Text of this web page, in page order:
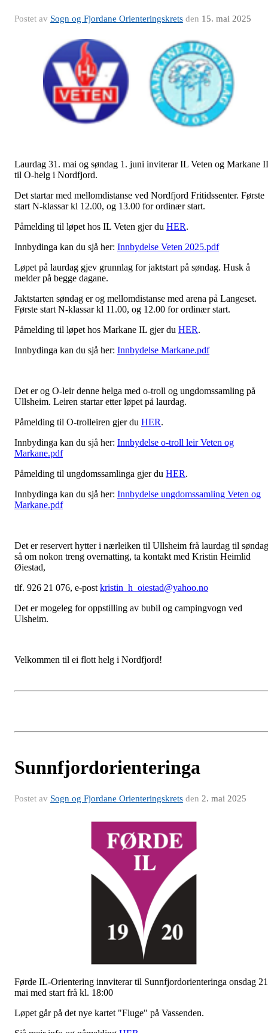
Postet av Sogn og Fjordane Orienteringskrets den 15. mai 2025
Laurdag 31. mai og søndag 1. juni inviterar IL Veten og Markane
til O-helg i Nordfjord.
Det startar med mellomdistanse ved Nordfjord Fritidssenter. Første
start N-klassar kl 12.00, og 13.00 for ordinær start.
Påmelding til løpet hos IL Veten gjer du HER.
Innbydinga kan du sjå her: Innbydelse Veten 2025.pdf
Løpet på laurdag gjev grunnlag for jaktstart på søndag. Husk å
melder på begge dagane.
Jaktstarten søndag er og mellomdistanse med arena på Langeset.
Første start N-klassar kl 11.00, og 12.00 for ordinær start.
Påmelding til løpet hos Markane IL gjer du HER.
Innbydinga kan du sjå her: Innbydelse Markane.pdf
Det er og O-leir denne helga med o-troll og ungdomssamling på
Ullsheim. Leiren startar etter løpet på laurdag.
Påmelding til O-trolleiren gjer du HER.
Innbydinga kan du sjå her: Innbydelse o-troll leir Veten og
Markane.pdf
Påmelding til ungdomssamlinga gjer du HER.
Innbydinga kan du sjå her: Innbydelse ungdomssamling Veten og
Markane.pdf
Det er reservert hytter i nærleiken til Ullsheim frå laurdag til
så om nokon treng overnatting, ta kontakt med Kristin Heimlid
Øiestad,
tlf. 926 21 076, e-post kristin_h_oiestad@yahoo.no
Det er mogeleg for oppstilling av bubil og campingvogn ved
Ulsheim.
Velkommen til ei flott helg i Nordfjord!
Sunnfjordorienteringa
Postet av Sogn og Fjordane Orienteringskrets den 2. mai 2025
Førde IL-Orientering innviterar til Sunnfjordorienteringa onsdag
mai med start frå kl. 18:00
Løpet går på det nye kartet "Fluge" på Vassenden.